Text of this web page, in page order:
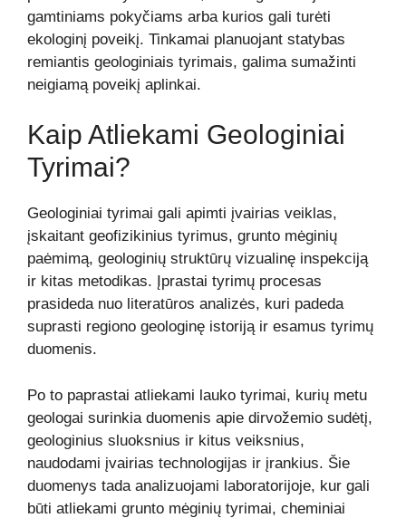
gamtiniams pokyčiams arba kurios gali turėti
ekologinį poveikį. Tinkamai planuojant statybas
remiantis geologiniais tyrimais, galima sumažinti
neigiamą poveikį aplinkai.
Kaip Atliekami Geologiniai
Tyrimai?
Geologiniai tyrimai gali apimti įvairias veiklas,
įskaitant geofizikinius tyrimus, grunto mėginių
paėmimą, geologinių struktūrų vizualinę inspekciją
ir kitas metodikas. Įprastai tyrimų procesas
prasideda nuo literatūros analizės, kuri padeda
suprasti regiono geologinę istoriją ir esamus tyrimų
duomenis.
Po to paprastai atliekami lauko tyrimai, kurių metu
geologai surinkia duomenis apie dirvožemio sudėtį,
geologinius sluoksnius ir kitus veiksnius,
naudodami įvairias technologijas ir įrankius. Šie
duomenys tada analizuojami laboratorijoje, kur gali
būti atliekami grunto mėginių tyrimai, cheminiai